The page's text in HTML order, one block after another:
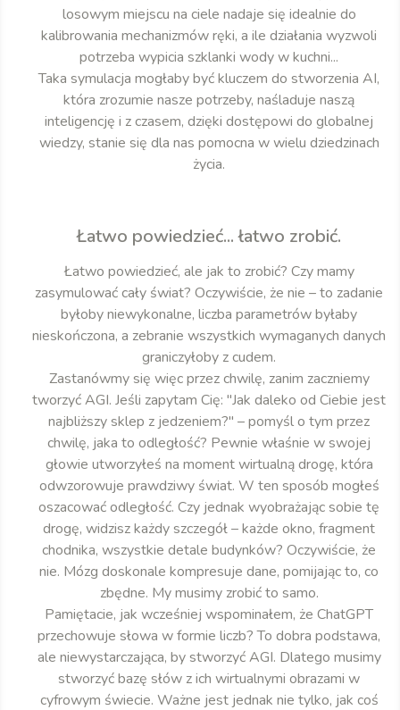
losowym miejscu na ciele nadaje się idealnie do
kalibrowania mechanizmów ręki, a ile działania wyzwoli
potrzeba wypicia szklanki wody w kuchni...
Taka symulacja mogłaby być kluczem do stworzenia AI,
która zrozumie nasze potrzeby, naśladuje naszą
inteligencję i z czasem, dzięki dostępowi do globalnej
wiedzy, stanie się dla nas pomocna w wielu dziedzinach
życia.
Łatwo powiedzieć... łatwo zrobić.
Łatwo powiedzieć, ale jak to zrobić? Czy mamy
zasymulować cały świat? Oczywiście, że nie – to zadanie
byłoby niewykonalne, liczba parametrów byłaby
nieskończona, a zebranie wszystkich wymaganych danych
graniczyłoby z cudem.
Zastanówmy się więc przez chwilę, zanim zaczniemy
tworzyć AGI. Jeśli zapytam Cię: "Jak daleko od Ciebie jest
najbliższy sklep z jedzeniem?" – pomyśl o tym przez
chwilę, jaka to odległość? Pewnie właśnie w swojej
głowie utworzyłeś na moment wirtualną drogę, która
odwzorowuje prawdziwy świat. W ten sposób mogłeś
oszacować odległość. Czy jednak wyobrażając sobie tę
drogę, widzisz każdy szczegół – każde okno, fragment
chodnika, wszystkie detale budynków? Oczywiście, że
nie. Mózg doskonale kompresuje dane, pomijając to, co
zbędne. My musimy zrobić to samo.
Pamiętacie, jak wcześniej wspominałem, że ChatGPT
przechowuje słowa w formie liczb? To dobra podstawa,
ale niewystarczająca, by stworzyć AGI. Dlatego musimy
stworzyć bazę słów z ich wirtualnymi obrazami w
cyfrowym świecie. Ważne jest jednak nie tylko, jak coś